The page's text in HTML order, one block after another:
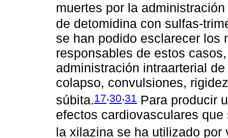
muertes por la
de detomidina con sulfas-
se han podido esclarecer los
responsables de estos
administración intraarterial
colapso, convulsiones,
súbita.17,30,31 Para producir
efectos cardiovasculares
la xilazina se ha utilizado por